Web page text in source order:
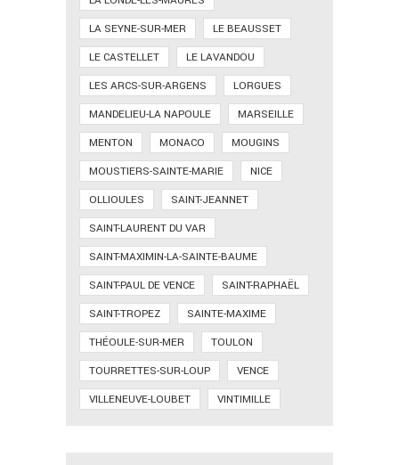
LA SEYNE-SUR-MER
LE BEAUSSET
LE CASTELLET
LE LAVANDOU
LES ARCS-SUR-ARGENS
LORGUES
MANDELIEU-LA NAPOULE
MARSEILLE
MENTON
MONACO
MOUGINS
MOUSTIERS-SAINTE-MARIE
NICE
OLLIOULES
SAINT-JEANNET
SAINT-LAURENT DU VAR
SAINT-MAXIMIN-LA-SAINTE-BAUME
SAINT-PAUL DE VENCE
SAINT-RAPHAËL
SAINT-TROPEZ
SAINTE-MAXIME
THÉOULE-SUR-MER
TOULON
TOURRETTES-SUR-LOUP
VENCE
VILLENEUVE-LOUBET
VINTIMILLE